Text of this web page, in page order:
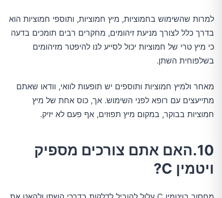
למרות שהשימוש בחמוציות, מיץ חמוציות, ותוספי חמוציות הוא
בדרך כלל לצורך מניעת זיהומים, מחקרים רבים תומכים בדעה
כי מיץ טרי של חמוציות יכול לסייע לנו להיפטר מזיהומים
בשלפוחית השתן.
מאחר ולמיץ חמוציות ותוספים יש תופעות לוואי, וודאו שאתם
מתייעצים עם רופא לפני השימוש. אך, כוס אחת של מיץ
חמוציות בבוקר, במקום מיץ תפוזים, אף פעם לא יזיק.
10.האם אתם צורכים מספיק
ויטמין C?